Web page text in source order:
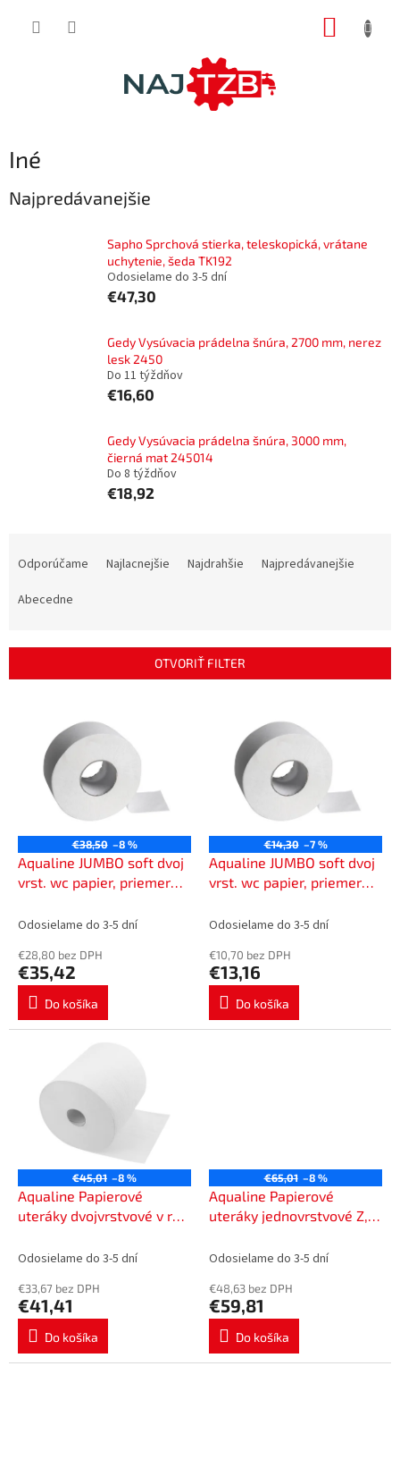
Iné
Najpredávanejšie
Sapho Sprchová stierka, teleskopická, vrátane
uchytenie, šeda TK192
Odosielame do 3-5 dní
€47,30
Gedy Vysúvacia prádelna šnúra, 2700 mm, nerez
lesk 2450
Do 11 týždňov
€16,60
Gedy Vysúvacia prádelna šnúra, 3000 mm,
čierná mat 245014
Do 8 týždňov
€18,92
p
Odporúčame Najlacnejšie Najdrahšie
Najpredávanejšie
Abecedne
OTVORIŤ FILTER
€38,50 –8 %
Aqualine JUMBO soft dvoj
vrst. wc papier, priemer
dutinka 75mm 212A125-
Odosielame do 3-5 dní
€28,80 bez DPH
€35,42
Do košíka
€14,30 –7 %
Aqualine JUMBO soft dvoj
vrst. wc papier, priemer
dutinka 76mm, 3 rolky
Odosielame do 3-5 dní
€10,70 bez DPH
€13,16
Do košíka
€45,01 –8 %
Aqualine Papierové
uteráky dvojvrstvové v roli
zásobníky, 19,6cm, 140m,
306AC122-44
Odosielame do 3-5 dní
€33,67 bez DPH
€41,41
Do košíka
€65,01 –8 %
Aqualine Papierové
uteráky jednovrstvové Z,
balíček 2860ks, biela
Odosielame do 3-5 dní
€48,63 bez DPH
€59,81
Do košíka